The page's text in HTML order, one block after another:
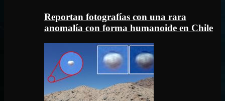
Reportan fotografías con una rara
anomalía con forma humanoide en Chile